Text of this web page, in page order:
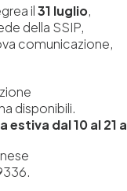
il31 luglio,
della SSIP,
comunicazione,
disponibili.
estiva dal 10 al 21